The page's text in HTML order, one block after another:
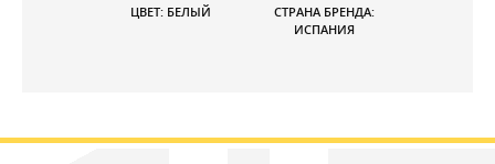
ЦВЕТ: БЕЛЫЙ
СТРАНА БРЕНДА:
ИСПАНИЯ